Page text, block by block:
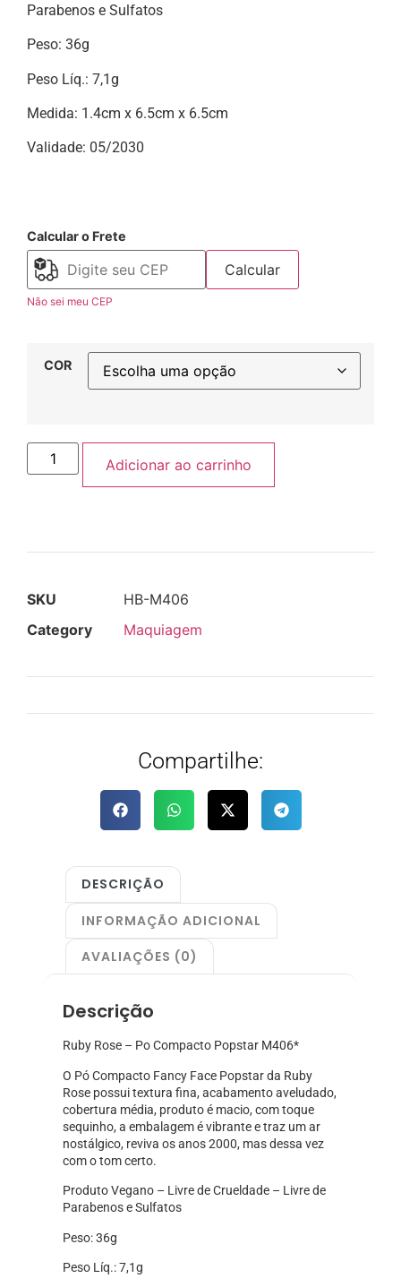
Parabenos e Sulfatos
Peso: 36g
Peso Líq.: 7,1g
Medida: 1.4cm x 6.5cm x 6.5cm
Validade: 05/2030
Calcular o Frete
Calcular
Não sei meu CEP
COR
Adicionar ao carrinho
SKU
HB-M406
Category
Maquiagem
Compartilhe:
DESCRIÇÃO
INFORMAÇÃO ADICIONAL
AVALIAÇÕES (0)
Descrição
Ruby Rose – Po Compacto Popstar M406*
O Pó Compacto Fancy Face Popstar da Ruby
Rose possui textura fina, acabamento aveludado,
cobertura média, produto é macio, com toque
sequinho, a embalagem é vibrante e traz um ar
nostálgico, reviva os anos 2000, mas dessa vez
com o tom certo.
Produto Vegano – Livre de Crueldade – Livre de
Parabenos e Sulfatos
Peso: 36g
Peso Líq.: 7,1g